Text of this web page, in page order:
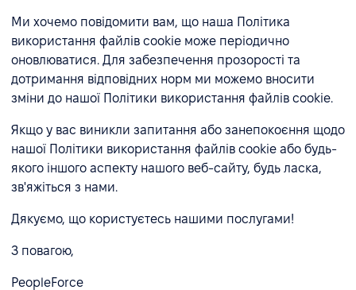
Ми хочемо повідомити вам, що наша Політика
використання файлів cookie може періодично
оновлюватися. Для забезпечення прозорості та
дотримання відповідних норм ми можемо вносити
зміни до нашої Політики використання файлів cookie.
Якщо у вас виникли запитання або занепокоєння щодо
нашої Політики використання файлів cookie або будь-
якого іншого аспекту нашого веб-сайту, будь ласка,
зв'яжіться з нами.
Дякуємо, що користуєтесь нашими послугами!
З повагою,
PeopleForce